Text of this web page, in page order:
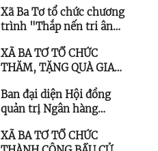
2026
NIỆM 01 NĂM THÀNH
LẬP XÃ (01/7/2025 -
01/7/2026)
Xã Ba Tơ tổ chức chương
trình "Thắp nến tri ân"
Thương binh - Liệt sĩ
27/7
XÃ BA TƠ TỔ CHỨC
THĂM, TẶNG QUÀ GIA
NHÂN KỶ NIỆM 79 NĂM
NGÀY THƯƠNG BINH -
LIỆT SĨ (27/7/1947 -
27/7/2026)
Ban đại diện Hội đồng
quản trị Ngân hàng
Tơ sơ kết hoạt động 6
XÃ BA TƠ TỔ CHỨC